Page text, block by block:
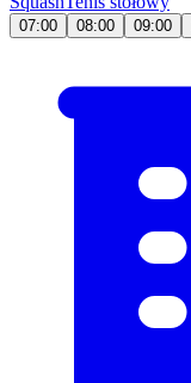
07:00 08:00 09:00